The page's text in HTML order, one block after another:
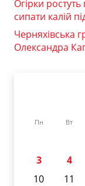
Огірки
сипати калій
Черняхівська
Олександра
Пн Вт
3
4
10
11